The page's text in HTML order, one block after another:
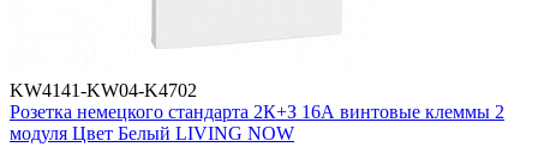
KW4141-KW04-K4702
Розетка немецкого стандарта 2К+З 16А винтовые клеммы 2
модуля Цвет Белый LIVING NOW